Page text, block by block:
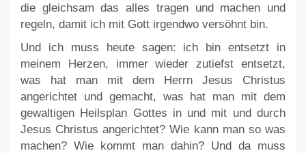
die gleichsam das alles tragen und machen und
regeln, damit ich mit Gott irgendwo versöhnt bin.
Und ich muss heute sagen: ich bin entsetzt in
meinem Herzen, immer wieder zutiefst entsetzt,
was hat man mit dem Herrn Jesus Christus
angerichtet und gemacht, was hat man mit dem
gewaltigen Heilsplan Gottes in und mit und durch
Jesus Christus angerichtet? Wie kann man so was
machen? Wie kommt man dahin? Und da muss